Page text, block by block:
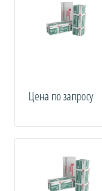
Цена по запросу